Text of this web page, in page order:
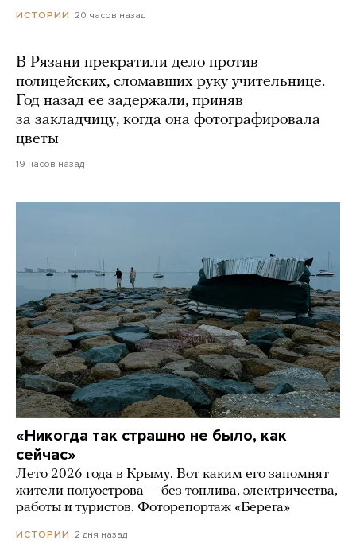
ИСТОРИИ 20 часов назад
В Рязани прекратили дело против
полицейских, сломавших руку учительнице.
Год назад ее задержали, приняв
за закладчицу, когда она фотографировала
цветы
19 часов назад
«Никогда так страшно не было, как
сейчас»
Лето 2026 года в Крыму. Вот каким его запомнят
жители полуострова — без топлива, электричества,
работы и туристов. Фоторепортаж «Берега»
ИСТОРИИ 2 дня назад